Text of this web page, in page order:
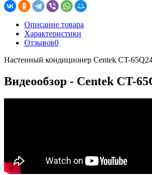
Описание товара
Характеристики
Отзывов0
Настенный кондиционер Centek CT-
Видеообзор - Centek CT-